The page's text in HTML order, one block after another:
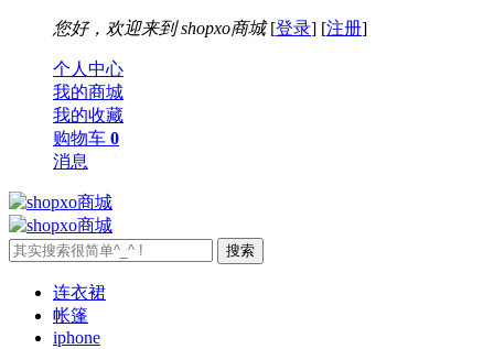
您好，欢迎来到 shopxo商城[登录] [注册]
个人中心
我的商城
我的收藏
购物车 0
消息
连衣裙
帐篷
iphone